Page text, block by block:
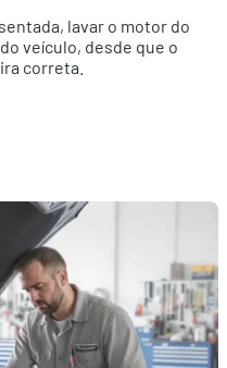
lavar o motor do
veículo, desde que o
correta.